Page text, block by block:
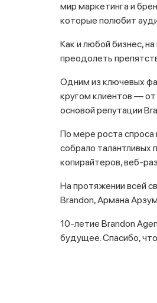
мир маркетинга и
которые полюбит
Как и любой бизнес,
преодолеть
Одним из ключевых
кругом клиентов — от
основой репутации
По мере роста спроса
собрало талантливых
копирайтеров, веб-
На протяжении всей
Brandon, Армана
10-летие Brandon
будущее. Спасибо,